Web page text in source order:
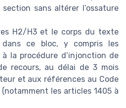
sans altérer l’ossature
H2/H3 et le corps du texte
dans ce bloc, y compris les
la procédure d’injonction de
recours, au délai de 3 mois
et aux références au Code
les articles 1405 à